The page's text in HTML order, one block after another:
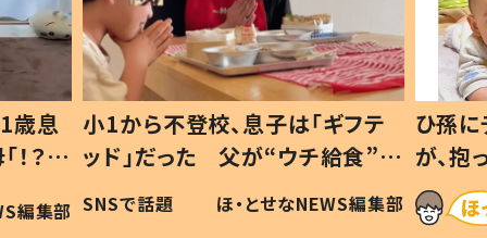
歳息
？」
編集部
小1から不登校、息子は「ギフテ
ッド」だった 父が“ウチ給食”を
作り続ける理由とは #令和の親
#令和の子
SNSで話題 ほ・とせなNEWS編集部
ひ孫
が、
「涙が
い」